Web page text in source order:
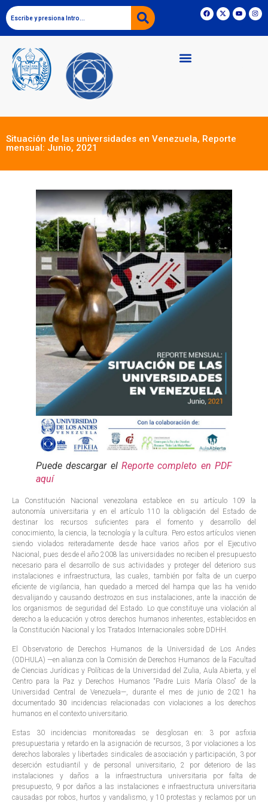
Situación de las universidades en Venezuela, Reporte
mensual: Junio, 2021
Puede descargar el Reporte completo en PDF
aquí
La Constitución Nacional venezolana establece en su artículo 109 la
autonomía universitaria y en el artículo 110 la obligación del Estado de
destinar los recursos suficientes para el fomento y desarrollo del
conocimiento, la ciencia, la tecnología y la cultura. Pero estos artículos vienen
siendo violados reiteradamente desde hace varios años por el Ejecutivo
Nacional, pues desde el año 2008 las universidades no reciben el presupuesto
necesario para el desarrollo de sus actividades y proteger del deterioro sus
instalaciones e infraestructura, las cuales, también por falta de un cuerpo
eficiente de vigilancia, han quedado a merced del hampa que las ha venido
desvalijando y causando destrozos en sus instalaciones, ante la inacción de
los organismos de seguridad del Estado. Lo que constituye una violación al
derecho a la educación y otros derechos humanos inherentes, establecidos en
la Constitución Nacional y los Tratados Internacionales sobre DDHH.
El Observatorio de Derechos Humanos de la Universidad de Los Andes
(ODHULA) —en alianza con la Comisión de Derechos Humanos de la Facultad
de Ciencias Jurídicas y Políticas de la Universidad del Zulia, Aula Abierta, y el
Centro para la Paz y Derechos Humanos “Padre Luis María Olaso” de la
Universidad Central de Venezuela—, durante el mes de junio de 2021 ha
documentado 30
incidencias relacionadas con violaciones a los derechos
humanos en el contexto universitario.
Estas 30 incidencias monitoreadas se desglosan en: 3 por asfixia
presupuestaria y retardo en la asignación de recursos, 3 por violaciones a los
derechos laborales y libertades sindicales de asociación y participación, 3 por
deserción estudiantil y de personal universitario, 2 por deterioro de las
instalaciones y daños a la infraestructura universitaria por falta de
presupuesto, 9 por daños a las instalaciones e infraestructura universitaria
causadas por robos, hurtos y vandalismo, y 10 protestas y reclamos por un